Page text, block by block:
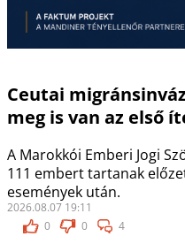
Ceutai
meg is van az első
A Marokkói Emberi Jogi
111 embert tartanak
események után.
2026.08.07 19:11
0
0 4